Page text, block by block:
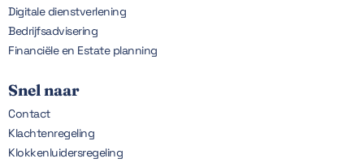
Digitale dienstverlening
Bedrijfsadvisering
Financiële en Estate planning
Snel naar
Contact
Klachtenregeling
Klokkenluidersregeling